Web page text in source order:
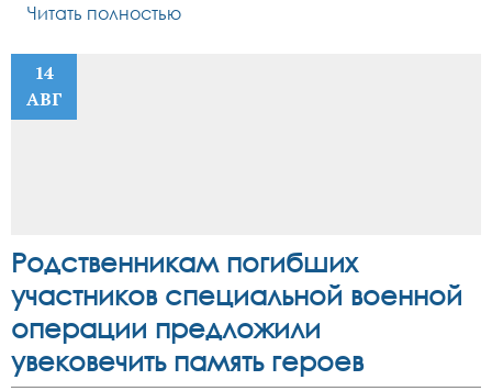
Читать полностью
14
АВГ
Родственникам погибших
участников специальной военной
операции предложили
увековечить память героев